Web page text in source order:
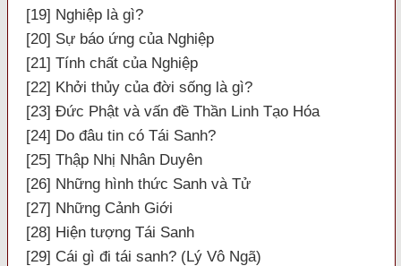
[19] Nghiệp là gì?
[20] Sự báo ứng của Nghiệp
[21] Tính chất của Nghiệp
[22] Khởi thủy của đời sống là gì?
[23] Đức Phật và vấn đề Thần Linh Tạo Hóa
[24] Do đâu tin có Tái Sanh?
[25] Thập Nhị Nhân Duyên
[26] Những hình thức Sanh và Tử
[27] Những Cảnh Giới
[28] Hiện tượng Tái Sanh
[29] Cái gì đi tái sanh? (Lý Vô Ngã)